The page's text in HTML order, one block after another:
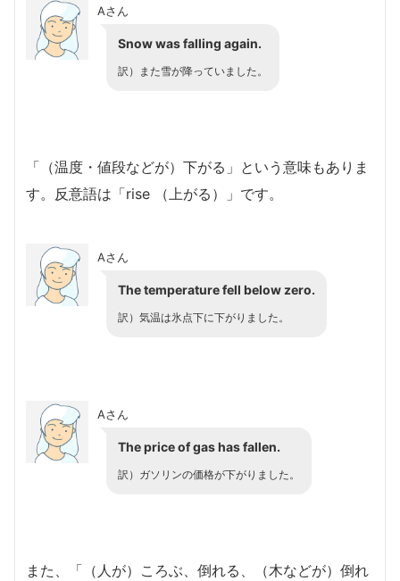
Aさん
Snow was falling again.
訳）また雪が降っていました。
「（温度・値段などが）下がる」という意味もありま
す。反意語は「rise （上がる）」です。
Aさん
The temperature fell below zero.
訳）気温は氷点下に下がりました。
Aさん
The price of gas has fallen.
訳）ガソリンの価格が下がりました。
また、「（人が）ころぶ、倒れる、（木などが）倒れ